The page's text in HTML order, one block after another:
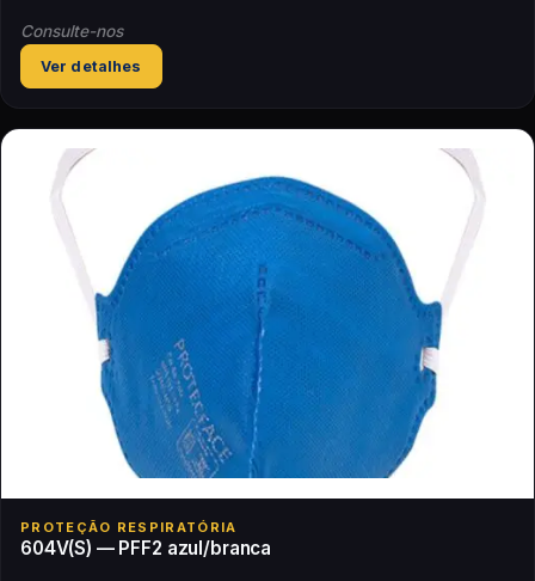
Consulte-nos
Ver detalhes
PROTEÇÃO RESPIRATÓRIA
604V(S) — PFF2 azul/branca